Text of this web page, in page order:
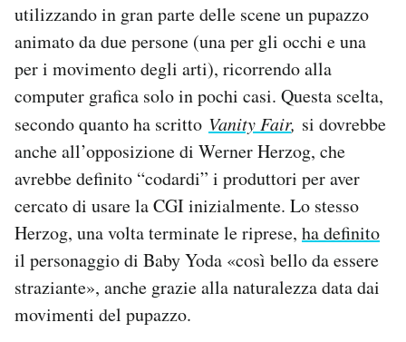
utilizzando in gran parte delle scene un pupazzo
animato da due persone (una per gli occhi e una
per i movimento degli arti), ricorrendo alla
computer grafica solo in pochi casi. Questa scelta,
secondo quanto ha scritto Vanity Fair, si dovrebbe
anche all’opposizione di Werner Herzog, che
avrebbe definito “codardi” i produttori per aver
cercato di usare la CGI inizialmente. Lo stesso
Herzog, una volta terminate le riprese, ha definito
il personaggio di Baby Yoda «così bello da essere
straziante», anche grazie alla naturalezza data dai
movimenti del pupazzo.